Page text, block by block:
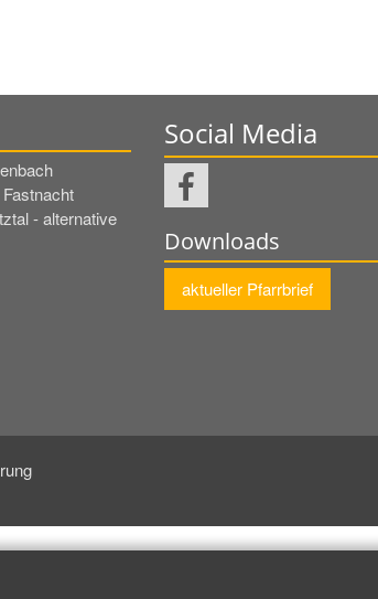
- alternative
Social Media
Downloads
aktueller Pfarrbrief